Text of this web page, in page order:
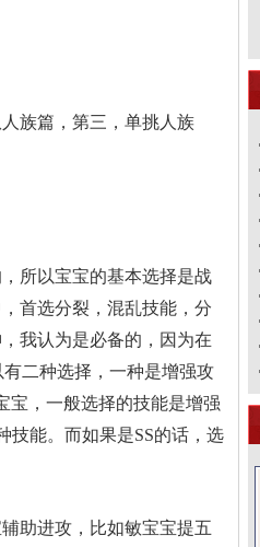
族篇，第三，单挑人族
所以宝宝的基本选择是战
首选分裂，混乱技能，分
我认为是必备的，因为在
二种选择，一种是增强攻
宝，一般选择的技能是增强
技能。而如果是SS的话，选
助进攻，比如敏宝宝提五